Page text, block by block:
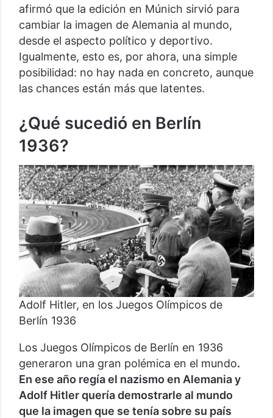
afirmó que la edición en Múnich sirvió para
cambiar la imagen de Alemania al mundo,
desde el aspecto político y deportivo.
Igualmente, esto es, por ahora, una simple
posibilidad: no hay nada en concreto, aunque
las chances están más que latentes.
¿Qué sucedió en Berlín
1936?
Adolf Hitler, en los Juegos Olímpicos de
Berlín 1936
Los Juegos Olímpicos de Berlín en 1936
generaron una gran polémica en el mundo.
En ese año regía el nazismo en Alemania y
Adolf Hitler quería demostrarle al mundo
que la imagen que se tenía sobre su país